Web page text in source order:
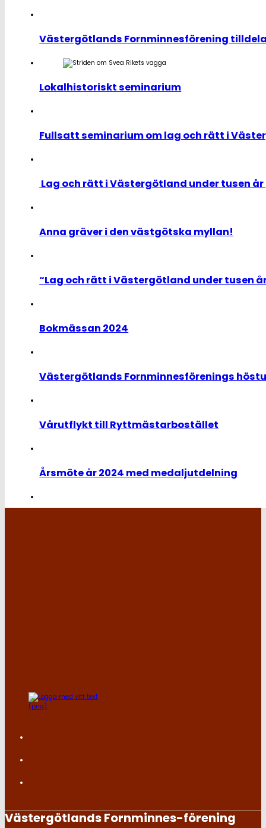
Västergötlands Fornminnesförening
Lokalhistoriskt seminarium
Fullsatt seminarium om lag och rätt i
Lag och rätt i Västergötland under tusen år
Anna gräver i den västgötska myllan!
“Lag och rätt i Västergötland under tusen
Bokmässan 2024
Västergötlands Fornminnesförenings
Vårutflykt till Ryttmästarbostället
Årsmöte år 2024 med medaljutdelning
Västergötlands Fornminnes-förening